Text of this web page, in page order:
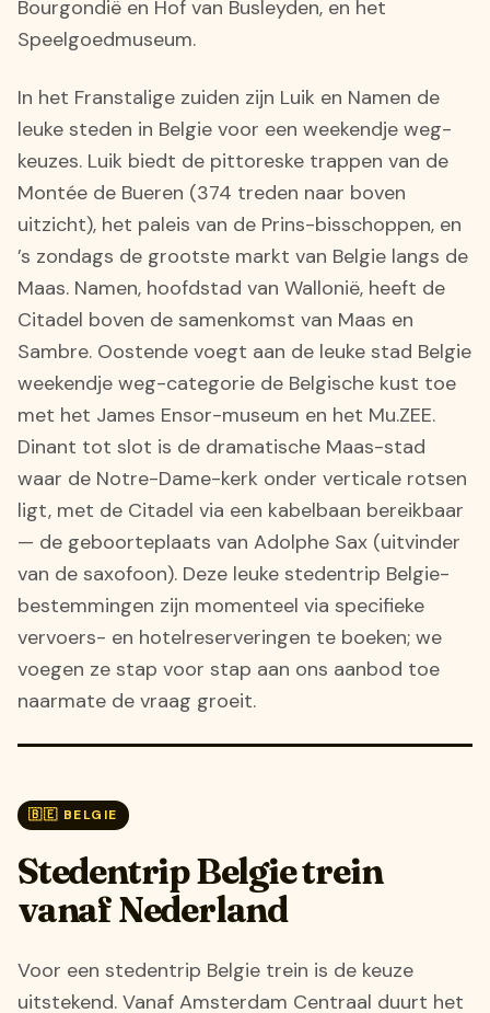
Bourgondië en Hof van Busleyden, en het
Speelgoedmuseum.
In het Franstalige zuiden zijn Luik en Namen de
leuke steden in Belgie voor een weekendje weg-
keuzes. Luik biedt de pittoreske trappen van de
Montée de Bueren (374 treden naar boven
uitzicht), het paleis van de Prins-bisschoppen, en
’s zondags de grootste markt van Belgie langs de
Maas. Namen, hoofdstad van Wallonië, heeft de
Citadel boven de samenkomst van Maas en
Sambre. Oostende voegt aan de leuke stad Belgie
weekendje weg-categorie de Belgische kust toe
met het James Ensor-museum en het Mu.ZEE.
Dinant tot slot is de dramatische Maas-stad
waar de Notre-Dame-kerk onder verticale rotsen
ligt, met de Citadel via een kabelbaan bereikbaar
— de geboorteplaats van Adolphe Sax (uitvinder
van de saxofoon). Deze leuke stedentrip Belgie-
bestemmingen zijn momenteel via specifieke
vervoers- en hotelreserveringen te boeken; we
voegen ze stap voor stap aan ons aanbod toe
naarmate de vraag groeit.
🇧🇪 BELGIE
Stedentrip Belgie trein
vanaf Nederland
Voor een stedentrip Belgie trein is de keuze
uitstekend. Vanaf Amsterdam Centraal duurt het